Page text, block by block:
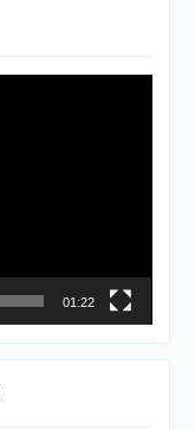
01:22